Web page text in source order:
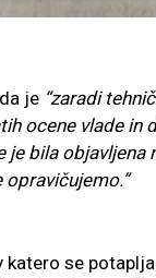
je “zaradi
ocene vlade in
bila objavljena
se